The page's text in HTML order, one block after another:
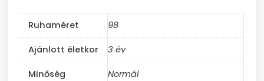
Ruhaméret 98
Ajánlott életkor 3 év
Minőség Normál